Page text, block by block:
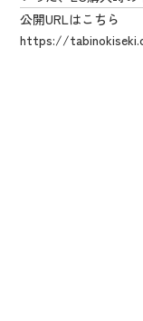
公開URLはこちら
https://